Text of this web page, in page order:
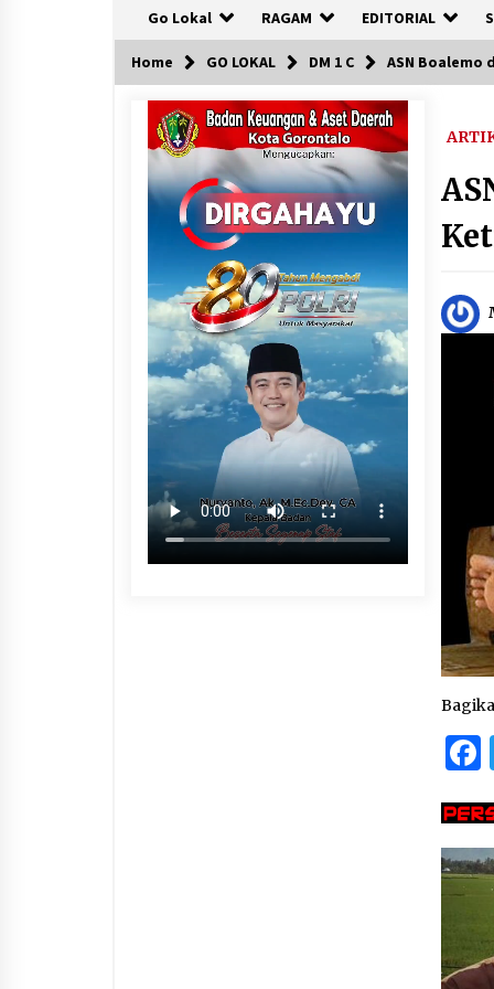
Go Lokal RAGAM EDITORIAL
Home GO LOKAL DM 1 C ASN Boalemo